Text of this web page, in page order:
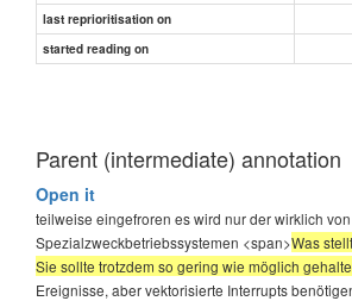
last reprioritisation on
started reading on
Parent (intermediate) annotation
Open it
teilweise eingefroren es wird nur der wirklich
Spezialzweckbetriebssystemen <span>Was
Sie sollte trotzdem so gering wie möglich
Ereignisse, aber vektorisierte Interrupts